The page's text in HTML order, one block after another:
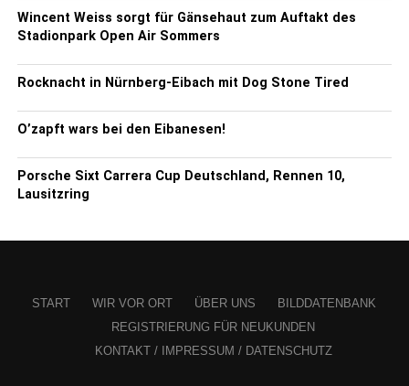
Wincent Weiss sorgt für Gänsehaut zum Auftakt des
Stadionpark Open Air Sommers
Rocknacht in Nürnberg-Eibach mit Dog Stone Tired
O’zapft wars bei den Eibanesen!
Porsche Sixt Carrera Cup Deutschland, Rennen 10,
Lausitzring
START WIR VOR ORT ÜBER UNS
BILDDATENBANK
REGISTRIERUNG FÜR NEUKUNDEN
KONTAKT / IMPRESSUM / DATENSCHUTZ